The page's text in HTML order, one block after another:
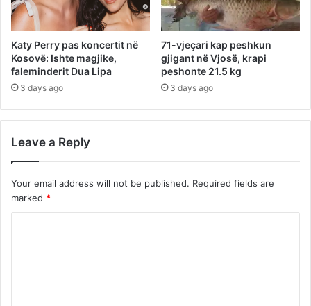
Katy Perry pas koncertit në
Kosovë: Ishte magjike,
faleminderit Dua Lipa
3 days ago
71-vjeçari kap peshkun
gjigant në Vjosë, krapi
peshonte 21.5 kg
3 days ago
Leave a Reply
Your email address will not be published. Required fields are
marked *